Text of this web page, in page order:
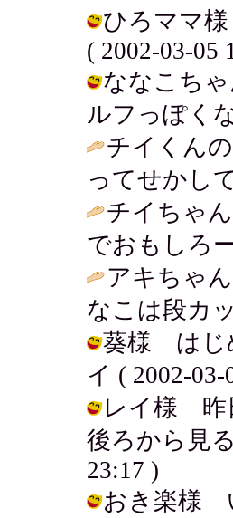
ひろママ
( 2002-03-05
ななこち
ルフっぽく
チイくん
ってせかし
チイちゃ
でおもしろ
アキちゃ
なこは段カ
葵様 はじ
イ ( 2002-03-
レイ様 昨
後ろから見
23:17 )
おき楽様